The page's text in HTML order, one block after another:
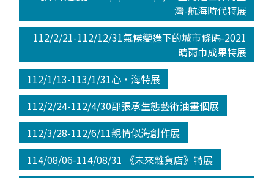
灣-航海時代特展
112/2/21-112/12/31氣候變遷下的城市條碼-2021
晴雨巾成果特展
112/1/13-113/1/31心‧海特展
112/2/24-112/4/30邵張承生態藝術油畫個展
112/3/28-112/6/11親情似海創作展
114/08/06-114/08/31 《未來雜貨店》特展